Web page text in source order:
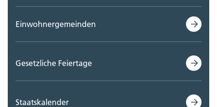
Einwohnergemeinden
Gesetzliche Feiertage
Staatskalender